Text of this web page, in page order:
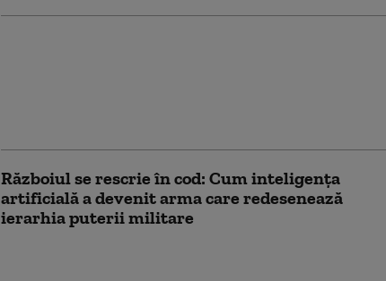
Războiul se rescrie în cod: Cum inteligența
artificială a devenit arma care redesenează
ierarhia puterii militare